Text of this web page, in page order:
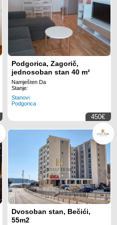
Podgorica, Zagorič,
jednosoban stan 40 m²
Namješten Da
Stanje:
Stanovi
Podgorica
450€
Dvosoban stan, Bečići,
55m2